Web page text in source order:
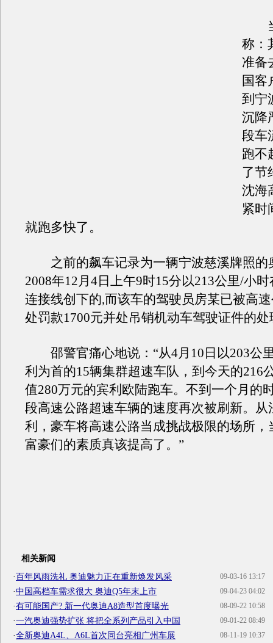
当
称：
准备
国客
到宁
沉降
段车
跑不
了节
沈海
紧时
就跑多快了。
之前的飙车记录为一辆宁波慈溪牌照的
2008年12月4日上午9时15分以213公里/小
连接线创下的,而该车的驾驶员房某已被高
处罚款1700元并处吊销机动车驾驶证件的处
邵警官痛心地说：“从4月10日以203公
利为首的15辆集群超速车队，到今天的216
值280万元的宾利欧陆跑车。不到一个月的
段高速公路超速车辆的速度再次被刷新。从
利，豪车将高速公路当成挑战极限的场所，
富豪们的素质真该提高了。”
相关新闻
09-03-16 13:17
·百年风雨洗礼 奥迪魅力正在重新焕发风采
09-04-23 04:02
·中国高档车需求很大 奥迪Q5年末上市
08-09-22 10:58
·有可能国产? 新一代奥迪A8造型首度曝光
09-01-22 08:49
·一汽奥迪强势扩张 将把全系列产品引入中国
08-11-19 10:37
·全新奥迪A4L、A6L首次同台亮相广州车展